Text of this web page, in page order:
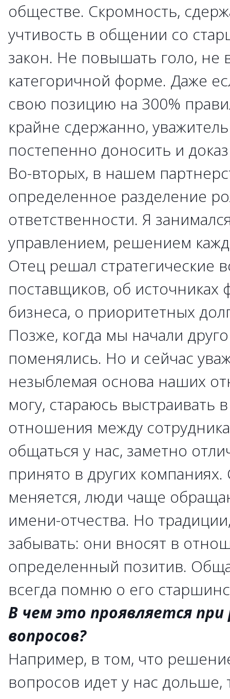
обществе. Скромность,
учтивость в общении со
закон. Не повышать голо, не
категоричной форме. Даже
свою позицию на 300%
крайне сдержанно,
постепенно доносить и
Во-вторых, в нашем
определенное разделение
ответственности. Я
управлением, решением
Отец решал стратегические
поставщиков, об источниках
бизнеса, о приоритетных
Позже, когда мы начали
поменялись. Но и сейчас
незыблемая основа наших
могу, стараюсь выстраивать
отношения между
общаться у нас, заметно
принято в других
меняется, люди чаще
имени-отчества. Но
забывать: они вносят в
определенный позитив.
всегда помню о его
В чем это проявляется
вопросов?
Например, в том, что
вопросов идет у нас